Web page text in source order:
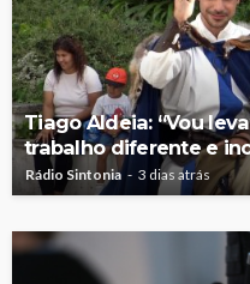
Tiago Aldeia: “Vou
trabalho diferente e
Rádio Sintonia 3 dias atrás